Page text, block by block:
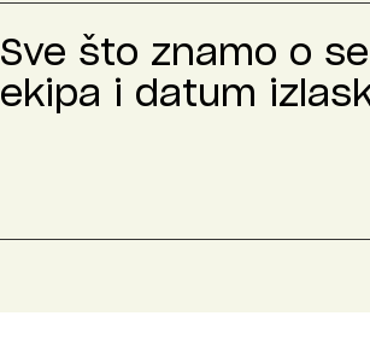
Sve što znamo o
ekipa i datum